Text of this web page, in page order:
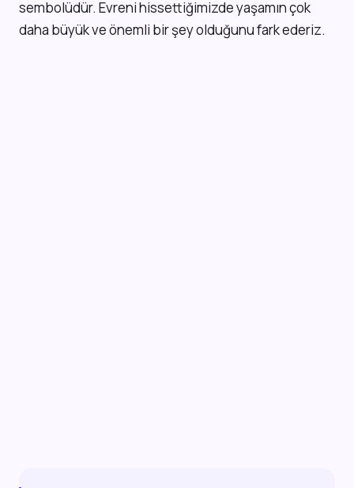
sembolüdür. Evreni hissettiğimizde yaşamın çok
daha büyük ve önemli bir şey olduğunu fark ederiz.